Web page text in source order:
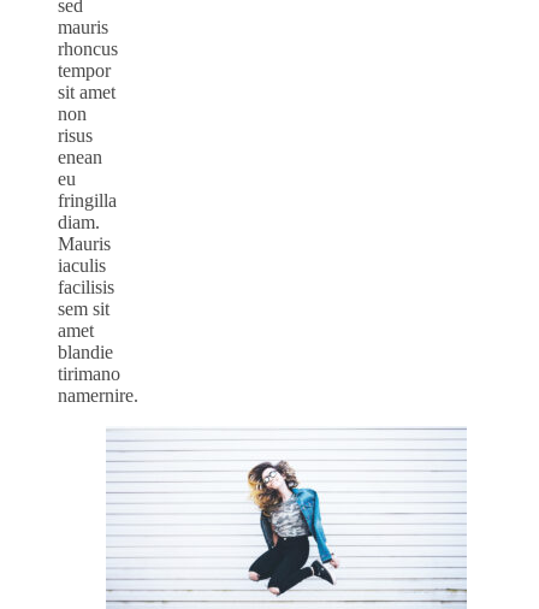
sed
mauris
rhoncus
tempor
sit amet
non
risus
enean
eu
fringilla
diam.
Mauris
iaculis
facilisis
sem sit
amet
blandie
tirimano
namernire.